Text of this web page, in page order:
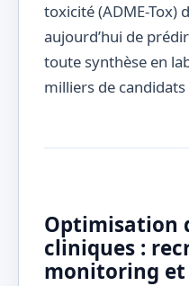
toxicité (ADME-Tox)
aujourd’hui de
toute synthèse en
milliers de
Optimisation
cliniques :
monitoring et